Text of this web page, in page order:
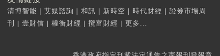
清博智能 | 艾媒諮詢 | 和訊 | 新時空 | 時代財經 | 證券市場周
刊
| 壹財信 | 權衡財經 | 攬富財經 | 更多...